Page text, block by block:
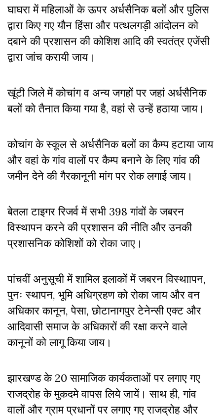
घाघरा में महिलाओं के ऊपर अर्धसैनिक बलों और पुलिस
द्वारा किए गए यौन हिंसा और पत्थलगड़ी आंदोलन को
दबाने की प्रशासन की कोशिश आदि की स्वतंत्र एजेंसी
द्वारा जांच करायी जाय।
खूंटी जिले में कोचांग व अन्य जगहों पर जहां अर्धसैनिक
बलों को तैनात किया गया है, वहां से उन्हें हठाया जाय।
कोचांग के स्कूल से अर्धसैनिक बलों का कैम्प हटाया जाय
और वहां के गांव वालों पर कैम्प बनाने के लिए गांव की
जमीन देने की गैरकानूनी मांग पर रोक लगाई जाय।
बेतला टाइगर रिजर्व में सभी 398 गांवों के जबरन
विस्थापन करने की प्रशासन की नीति और उनकी
प्रशासनिक कोशिशों को रोका जाए।
पांचवीं अनुसूची में शामिल इलाकों में जबरन विस्थाापन,
पुनः स्थापन, भूमि अधिग्रहण को रोका जाय और वन
अधिकार कानून, पेसा, छोटानागपुर टेनेन्सी एक्ट और
आदिवासी समाज के अधिकारों की रक्षा करने वाले
कानूनों को लागू किया जाय।
झारखण्ड के 20 सामाजिक कार्यकताओं पर लगाए गए
राजद्रोह के मुकदमे वापस लिये जायें। साथ ही, गांव
वालों और ग्राम प्रधानों पर लगाए गए राजद्रोह और